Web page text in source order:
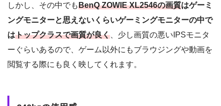
しかし、その中でもBenQ ZOWIE XL2546の画質はゲーミ
ングモニターと思えないくらいゲーミングモニターの中で
はトップクラスで画質が良く 、少し画質の悪い IPSモニタ
ーぐらいあるので、ゲーム以外にもブラウジングや動画を
閲覧する際にも良く映してくれます。